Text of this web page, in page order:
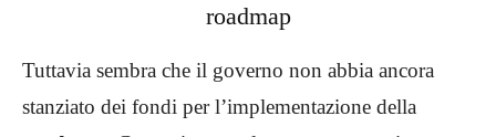
roadmap
Tuttavia sembra che il governo non abbia ancora
stanziato dei fondi per l’implementazione della